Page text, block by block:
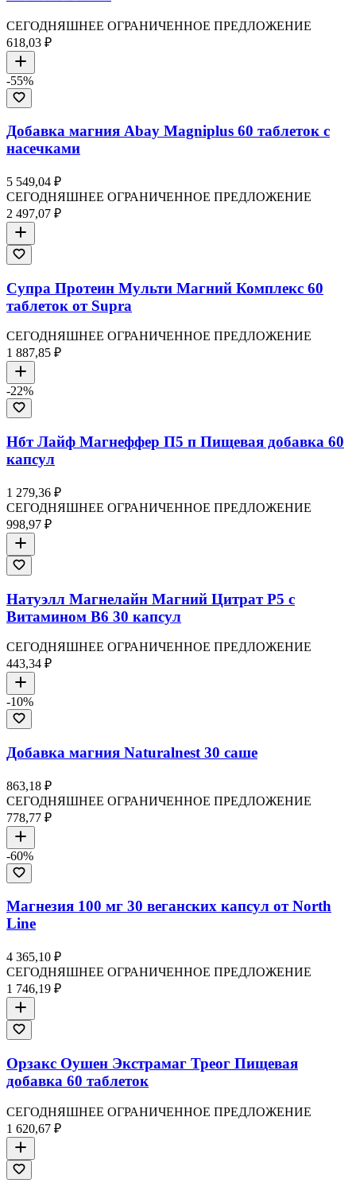
СЕГОДНЯШНЕЕ ОГРАНИЧЕННОЕ ПРЕДЛОЖЕНИЕ
618,03 ₽
-55%
Добавка магния Abay Magniplus 60 таблеток с
насечками
5 549,04 ₽
СЕГОДНЯШНЕЕ ОГРАНИЧЕННОЕ ПРЕДЛОЖЕНИЕ
2 497,07 ₽
Супра Протеин Мульти Магний Комплекс 60
таблеток от Supra
СЕГОДНЯШНЕЕ ОГРАНИЧЕННОЕ ПРЕДЛОЖЕНИЕ
1 887,85 ₽
-22%
Нбт Лайф Магнеффер П5 п Пищевая добавка 60
капсул
1 279,36 ₽
СЕГОДНЯШНЕЕ ОГРАНИЧЕННОЕ ПРЕДЛОЖЕНИЕ
998,97 ₽
Натуэлл Магнелайн Магний Цитрат P5 с
Витамином B6 30 капсул
СЕГОДНЯШНЕЕ ОГРАНИЧЕННОЕ ПРЕДЛОЖЕНИЕ
443,34 ₽
-10%
Добавка магния Naturalnest 30 саше
863,18 ₽
СЕГОДНЯШНЕЕ ОГРАНИЧЕННОЕ ПРЕДЛОЖЕНИЕ
778,77 ₽
-60%
Магнезия 100 мг 30 веганских капсул от North
Line
4 365,10 ₽
СЕГОДНЯШНЕЕ ОГРАНИЧЕННОЕ ПРЕДЛОЖЕНИЕ
1 746,19 ₽
Орзакс Оушен Экстрамаг Треог Пищевая
добавка 60 таблеток
СЕГОДНЯШНЕЕ ОГРАНИЧЕННОЕ ПРЕДЛОЖЕНИЕ
1 620,67 ₽